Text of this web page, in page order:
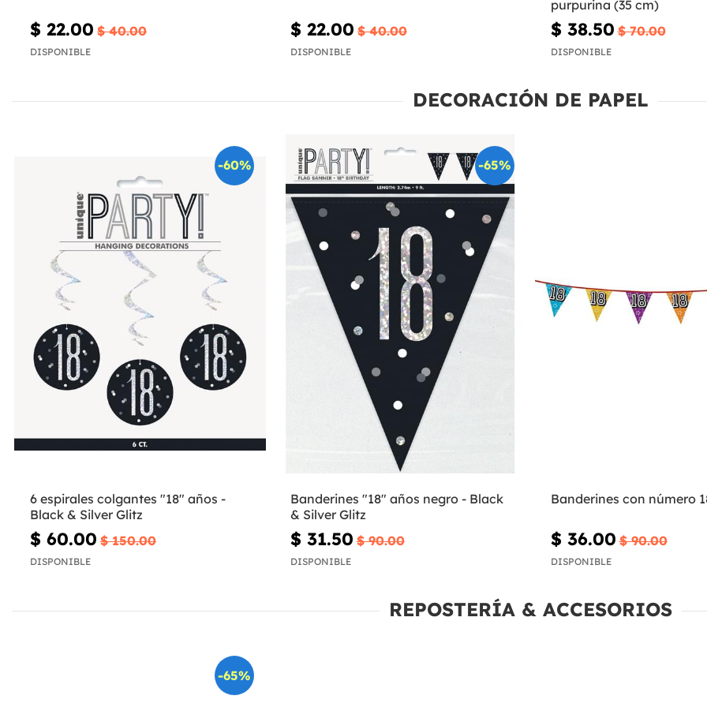
$ 22.00 $ 40.00
DISPONIBLE
$ 22.00 $ 40.00
DISPONIBLE
purpurina (35 cm)
$ 38.50 $ 70.00
DISPONIBLE
DECORACIÓN DE PAPEL
-60%
6 espirales colgantes "18" años -
Black & Silver Glitz
$ 60.00 $ 150.00
DISPONIBLE
-65%
Banderines "18" años negro - Black
& Silver Glitz
$ 31.50 $ 90.00
DISPONIBLE
Banderines con número
$ 36.00 $ 90.00
DISPONIBLE
REPOSTERÍA & ACCESORIOS
-65%